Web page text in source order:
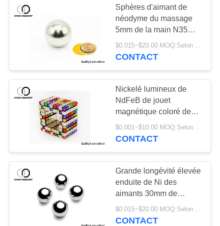
Boules magnétiques
de sphère
Aimants de
catégorie médicale
20
Sphères d'aimant de
néodyme du massage
5mm de la main N35
pour l'industrie médicale
CONTACT
Nickelé lumineux de
NdFeB de jouet
magnétique coloré de
sphères pour des
enfants
CONTACT
Grande longévité élevée
enduite de Ni des
aimants 30mm de
sphère de néodyme
double
$0.015~$20.00 MOQ:Selon le diamètre, l'électrodéposition et l'emballage de sphère
CONTACT